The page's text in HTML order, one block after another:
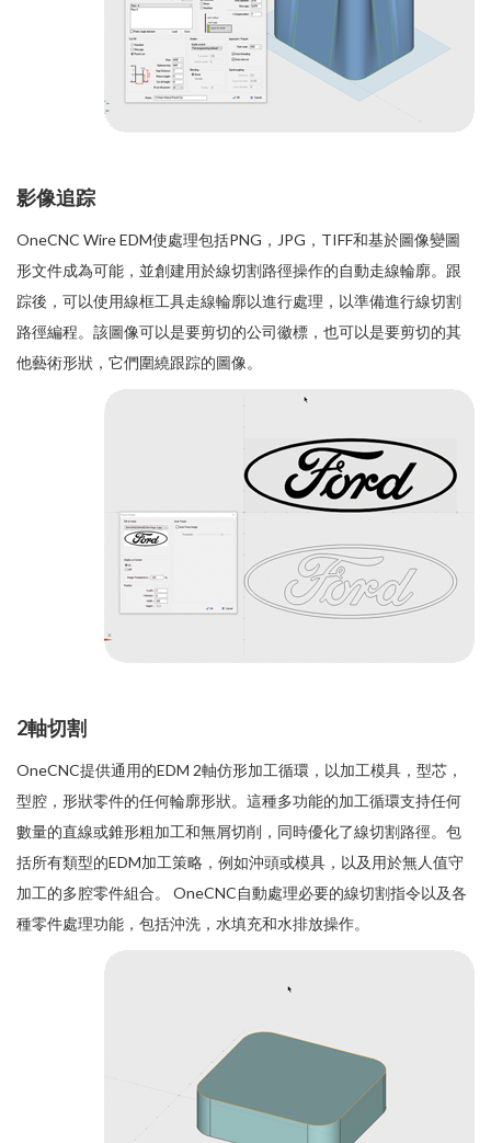
影像追踪
OneCNC Wire EDM使處理包括PNG，JPG，TIFF和基於圖像變圖
形文件成為可能，並創建用於線切割路徑操作的自動走線輪廓。跟
踪後，可以使用線框工具走線輪廓以進行處理，以準備進行線切割
路徑編程。該圖像可以是要剪切的公司徽標，也可以是要剪切的其
他藝術形狀，它們圍繞跟踪的圖像。
2軸切割
OneCNC提供通用的EDM 2軸仿形加工循環，以加工模具，型芯，
型腔，形狀零件的任何輪廓形狀。這種多功能的加工循環支持任何
數量的直線或錐形粗加工和無屑切削，同時優化了線切割路徑。包
括所有類型的EDM加工策略，例如沖頭或模具，以及用於無人值守
加工的多腔零件組合。 OneCNC自動處理必要的線切割指令以及各
種零件處理功能，包括沖洗，水填充和水排放操作。